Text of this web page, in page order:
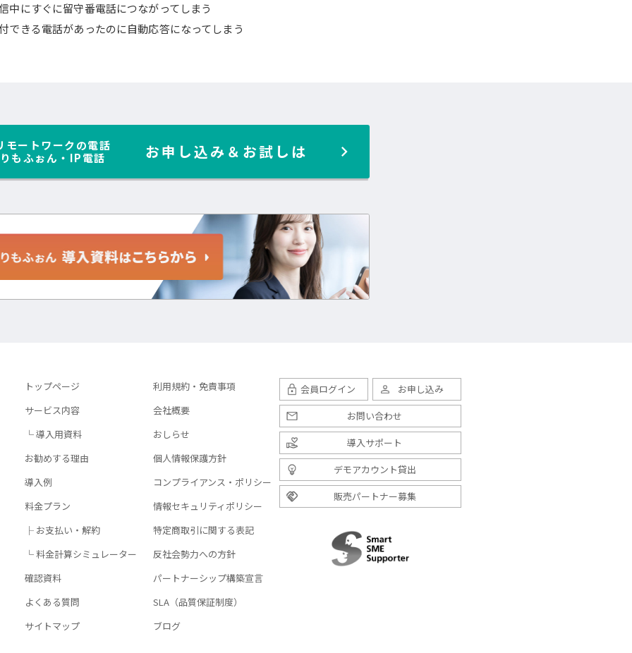
中にすぐに留守番電話につながってしまう
できる電話があったのに自動応答になってしまう
モートワークの電話
りもふぉん・IP電話
お申し込み＆お試しは
トップページ
サービス内容
└ 導入用資料
お勧めする理由
導入例
料金プラン
├ お支払い・解約
└ 料金計算シミュレーター
確認資料
よくある質問
サイトマップ
利用規約・免責事項
会社概要
おしらせ
個人情報保護方針
コンプライアンス・ポリシー
情報セキュリティポリシー
特定商取引に関する表記
反社会勢力への方針
パートナーシップ構築宣言
SLA（品質保証制度）
ブログ
会員ログイン
お申し込み
お問い合わせ
導入サポート
デモアカウント貸出
販売パートナー募集